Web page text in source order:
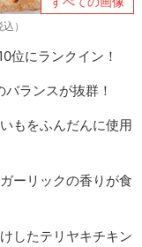
）
位にランクイン！
ランスが抜群！
もをふんだんに使用
ーリックの香りが食
したテリヤキチキン